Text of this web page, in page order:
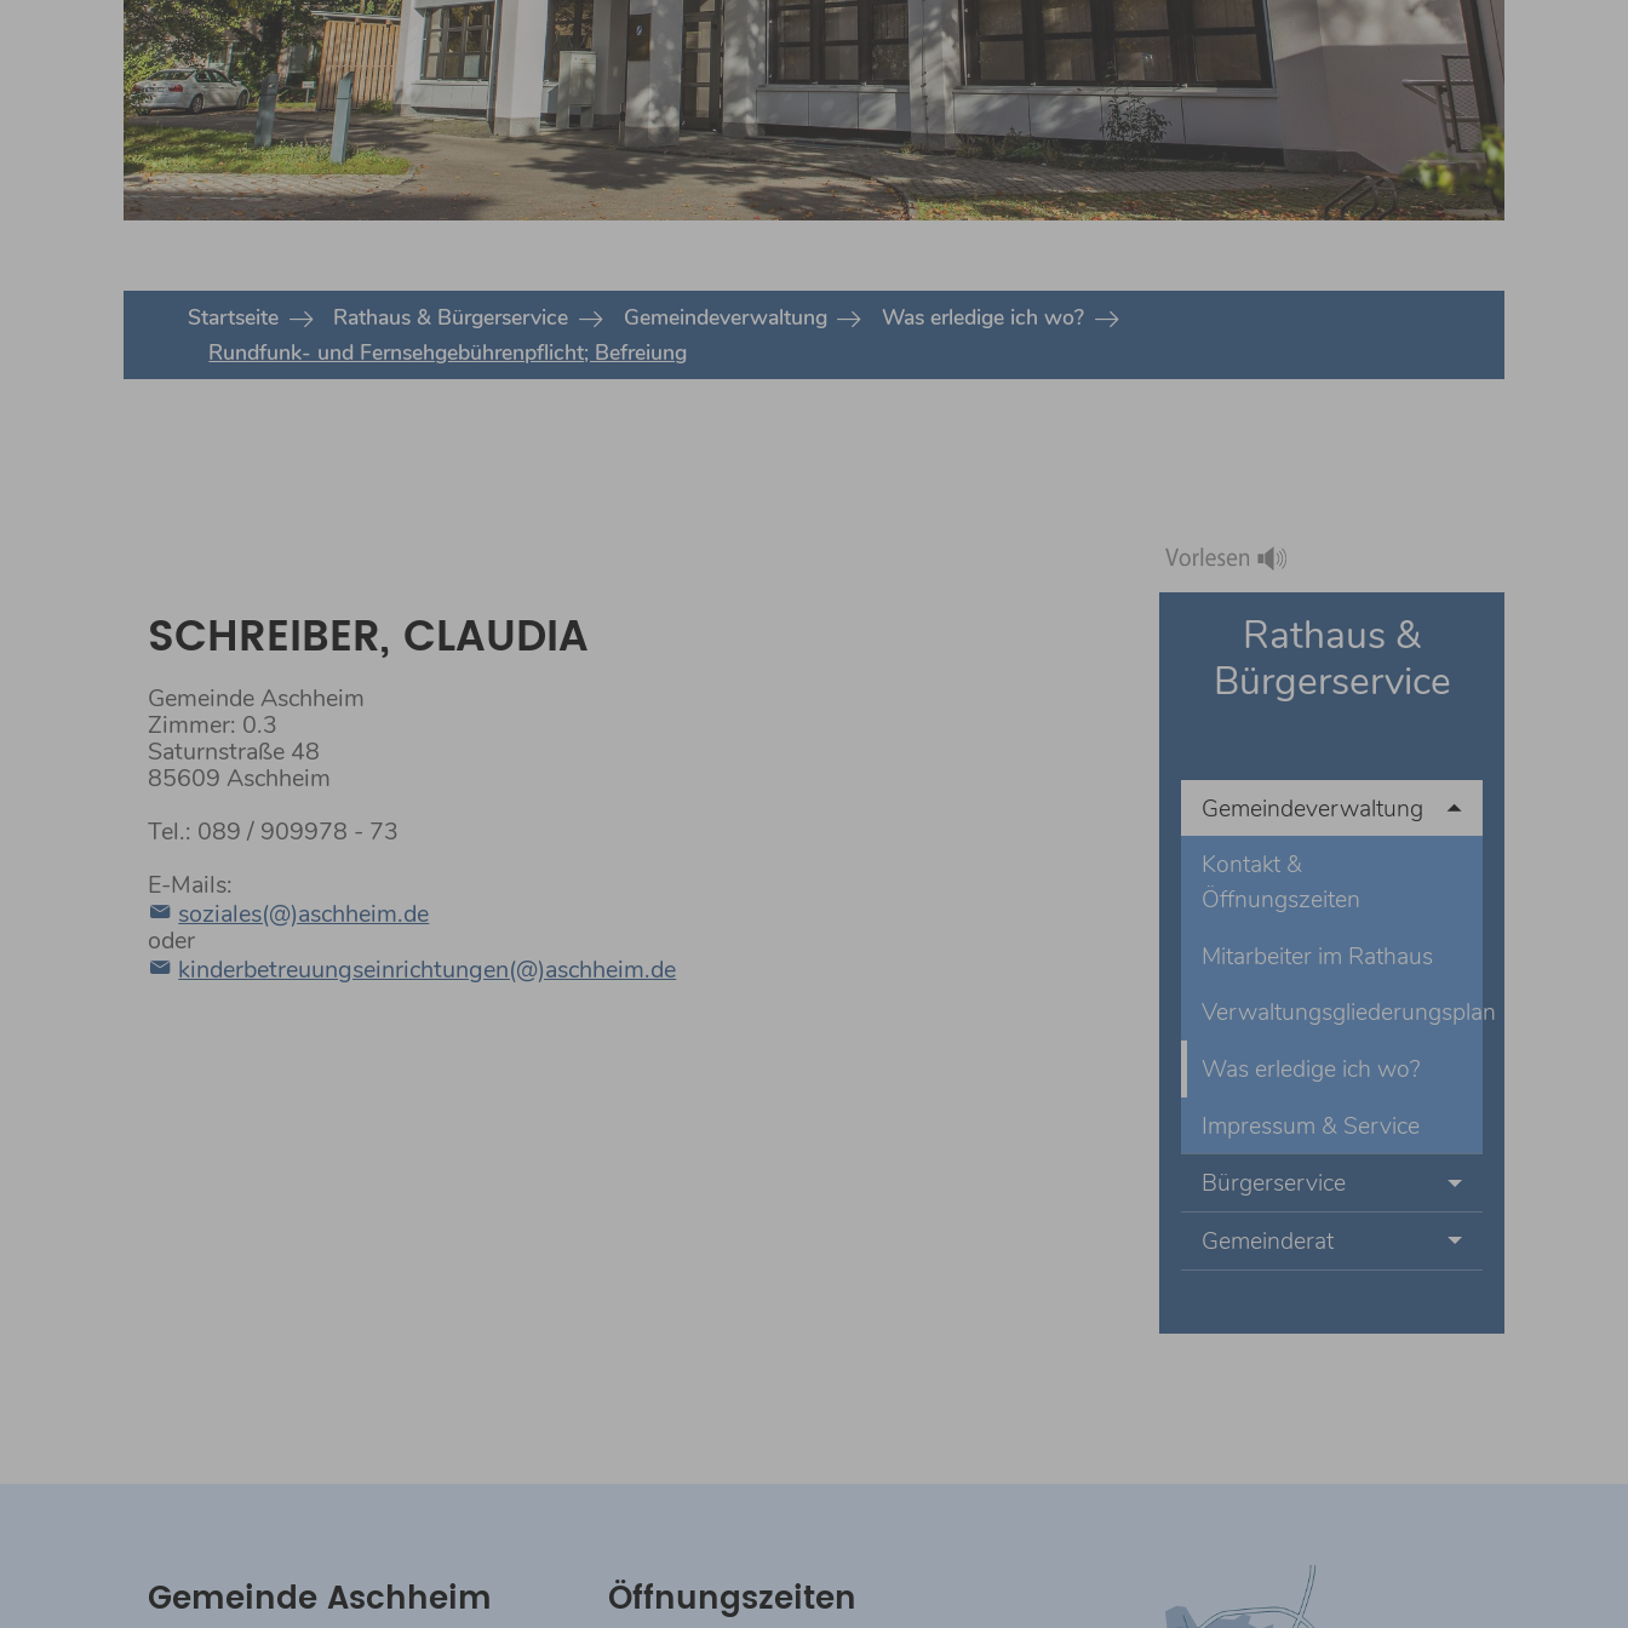
You are here:
Startseite Rathaus & Bürgerservice Gemeindeverwaltung
Was erledige ich wo?
Rundfunk- und Fernsehgebührenpflicht; Befreiung
SCHREIBER, CLAUDIA
Gemeinde Aschheim
Zimmer: 0.3
Saturnstraße 48
85609 Aschheim
Tel.: 089 / 909978 - 73
E-Mails:
soziales(@)aschheim.de
oder
kinderbetreuungseinrichtungen(@)aschheim.de
Rathaus &
Bürgerservice
Gemeindeverwaltung
Kontakt &
Öffnungszeiten
Mitarbeiter im Rathaus
Verwaltungsgliederungsplan
Was erledige ich wo?
Impressum & Service
Bürgerservice
Gemeinderat
Gemeinde Aschheim Öffnungszeiten